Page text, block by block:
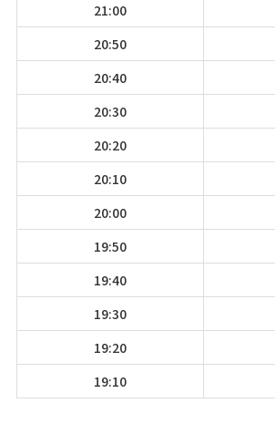
21:00
20:50
20:40
20:30
20:20
20:10
20:00
19:50
19:40
19:30
19:20
19:10